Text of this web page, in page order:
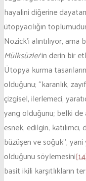
hayalini diğerine
ütopyacılığın
Nozick’i alıntılıyor,
Mülksüzler’in derin bir
Ütopya kurma
olduğunu; “karanlık,
çizgisel, ilerlemeci,
yang olduğunu; belki de
esnek, edilgin,
büzüşen ve soğuk”,
olduğunu söylemesini
basit ikili karşıtlıkların